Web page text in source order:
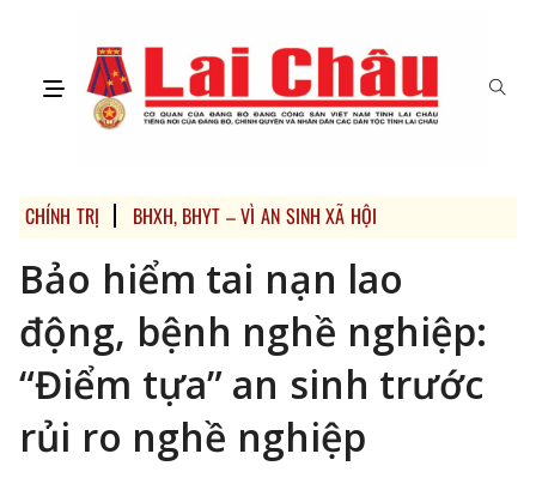
CHÍNH TRỊ BHXH, BHYT – VÌ AN SINH XÃ HỘI
Bảo hiểm tai nạn lao
động, bệnh nghề nghiệp:
“Điểm tựa” an sinh trước
rủi ro nghề nghiệp